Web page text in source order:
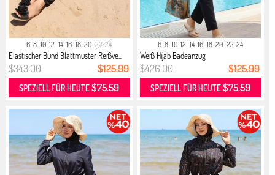
6-8 10-12 14-16 18-20 22-24
Elastischer Bund Blattmuster Reißve...
$343.00 $125.99
SPEZIELL FÜR HEUTE$75.59
6-8 10-12 14-16 18-20 22-24
Weiß Hijab Badeanzug
$426.00 $125.99
SPEZIELL FÜR HEUTE$75.59